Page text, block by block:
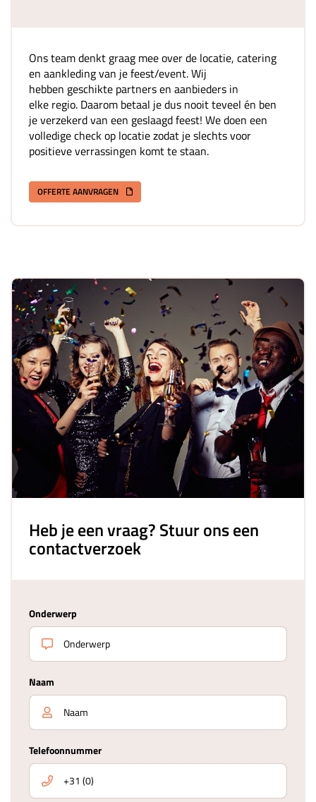
Ons team denkt graag mee over de locatie, catering
en aankleding van je feest/event. Wij
hebben geschikte partners en aanbieders in
elke regio. Daarom betaal je dus nooit teveel én ben
je verzekerd van een geslaagd feest! We doen een
volledige check op locatie zodat je slechts voor
positieve verrassingen komt te staan.
OFFERTE AANVRAGEN
Heb je een vraag? Stuur ons een
contactverzoek
Onderwerp
Naam
Telefoonnummer